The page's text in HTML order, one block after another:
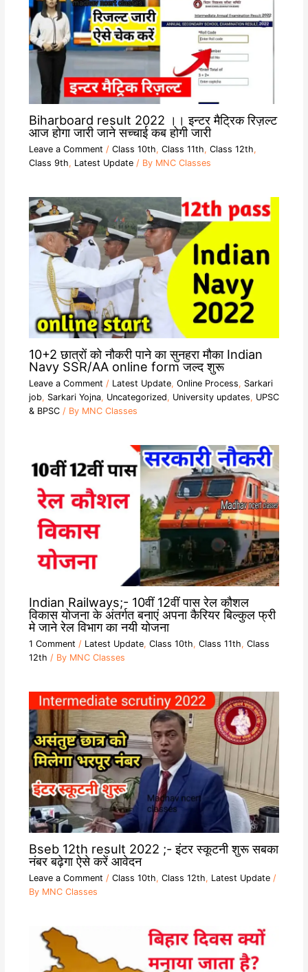
Biharboard result 2022 ।। इन्टर मैट्रिक रिज़ल्ट
आज होगा जारी जाने सच्चाई कब होगी जारी
Leave a Comment / Class 10th, Class 11th, Class 12th,
Class 9th, Latest Update/ By MNC Classes
10+2 छात्रों को नौकरी पाने का सुनहरा मौका Indian
Navy SSR/AA online form जल्द शुरू
Leave a Comment / Latest Update, Online Process, Sarkari
job, Sarkari Yojna, Uncategorized, University updates, UPSC
& BPSC/ By MNC Classes
Indian Railways;- 10वीं 12वीं पास रेल कौशल
विकास योजना के अंतर्गत बनाएं अपना कैरियर बिल्कुल फ्री
मे जाने रेल विभाग का नयी योजना
1 Comment / Latest Update, Class 10th, Class 11th, Class
12th / By MNC Classes
Bseb 12th result 2022 ;- इंटर स्कूटनी शुरू सबका
नंबर बढ़ेगा ऐसे करें आवेदन
Leave a Comment / Class 10th, Class 12th, Latest Update/
By MNC Classes